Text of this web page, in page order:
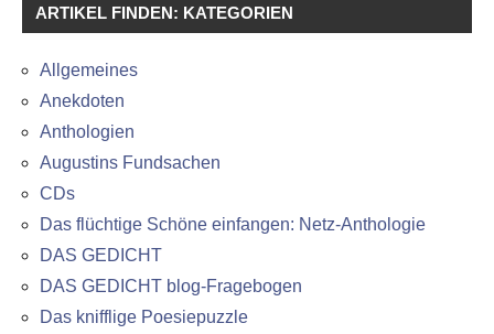
ARTIKEL FINDEN: KATEGORIEN
Allgemeines
Anekdoten
Anthologien
Augustins Fundsachen
CDs
Das flüchtige Schöne einfangen: Netz-Anthologie
DAS GEDICHT
DAS GEDICHT blog-Fragebogen
Das knifflige Poesiepuzzle